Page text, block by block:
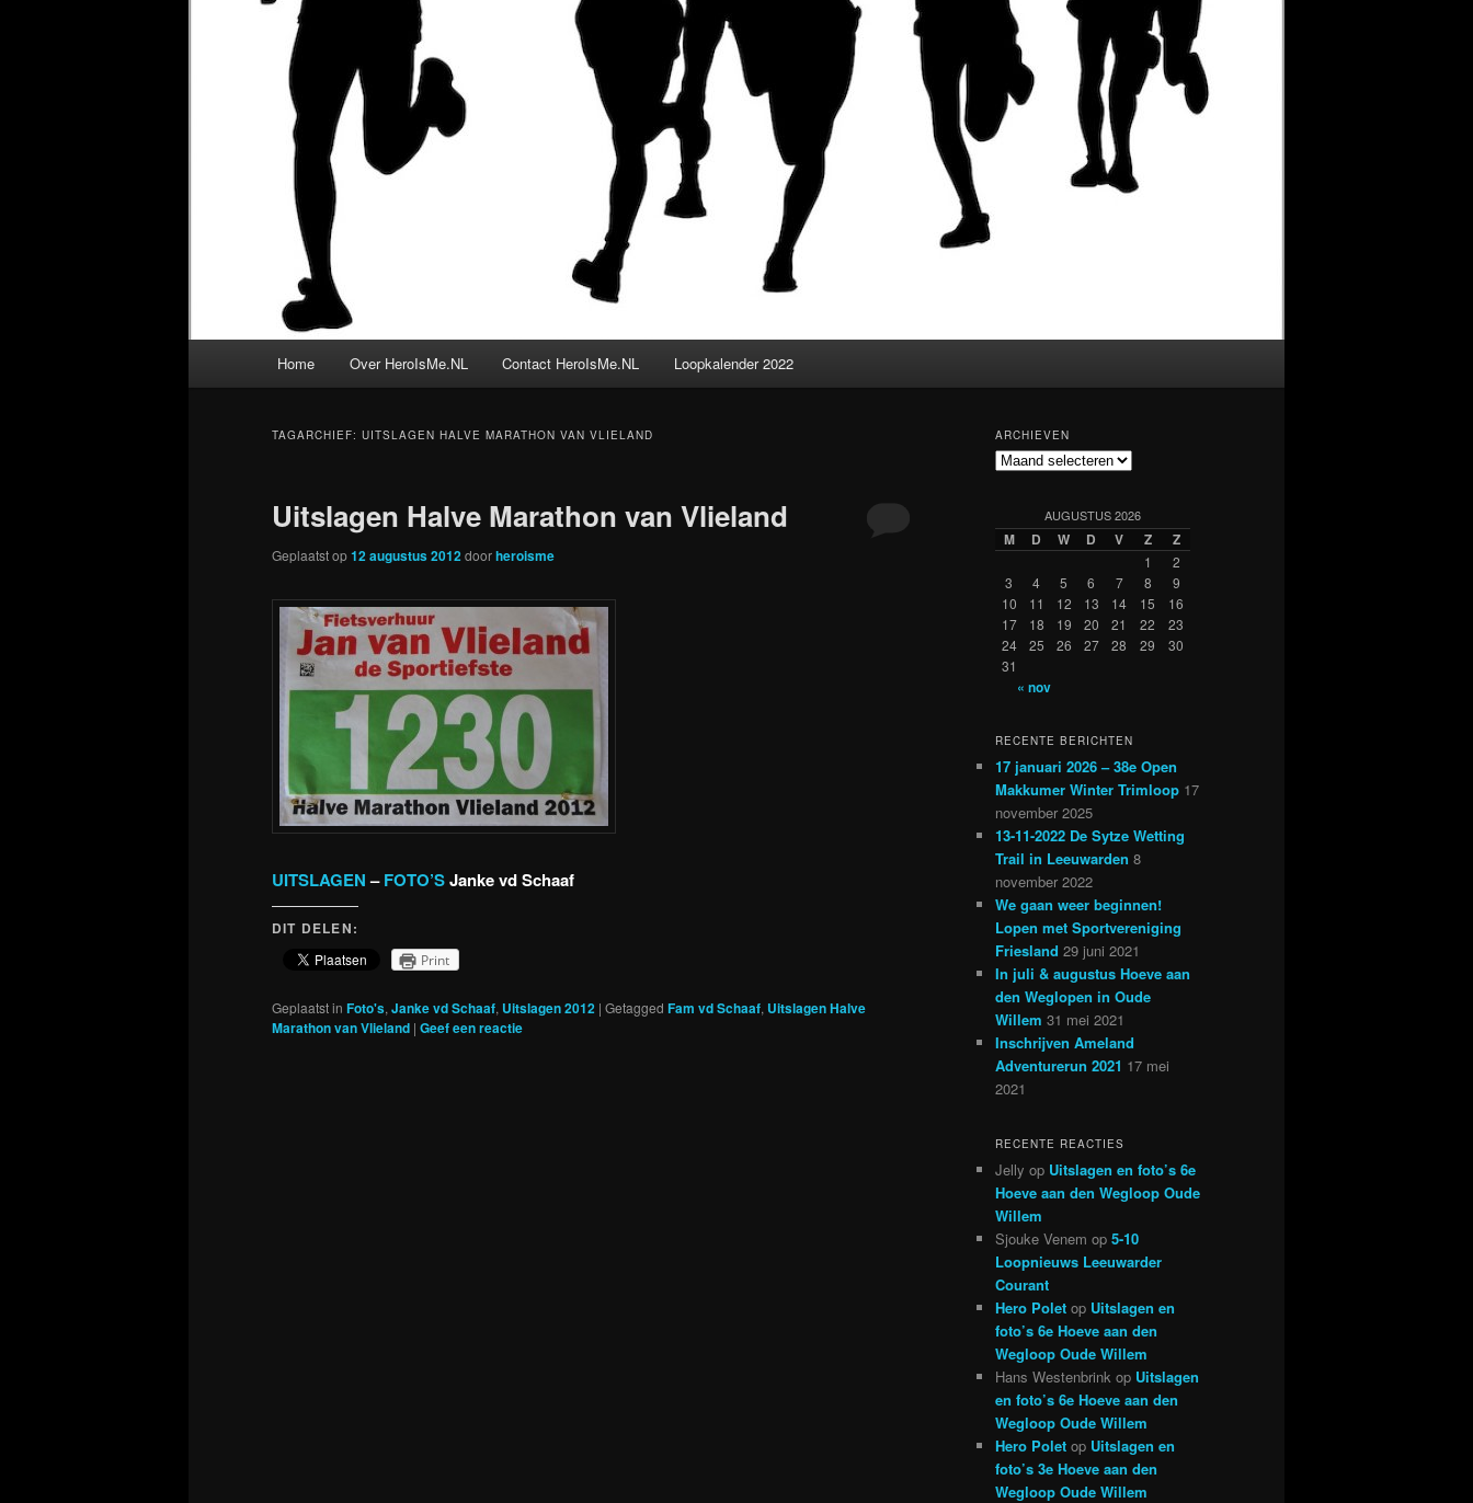
Home Over HeroIsMe.NL Contact HeroIsMe.NL Loopkalender 2022
TAGARCHIEF: UITSLAGEN HALVE MARATHON VAN VLIELAND
Uitslagen Halve Marathon van Vlieland
Geplaatst op12 augustus 2012doorheroisme
UITSLAGEN–FOTO’SJanke vd Schaaf
DIT DELEN:
Print
Geplaatst in Foto's, Janke vd Schaaf, Uitslagen 2012 | Getagged Fam vd Schaaf, Uitslagen Halve
Marathon van Vlieland | Geef een reactie
ARCHIEVEN
Archieven
AUGUSTUS 2026
M D W D V Z Z
1
2
3
4 5 6 7 8
9
10
11 12 13 14 15
16
17
18 19 20 21 22
23
24
25 26 27 28 29
30
31
« nov
RECENTE BERICHTEN
17 januari 2026 – 38e Open
Makkumer Winter Trimloop 17
november 2025
13-11-2022 De Sytze Wetting
Trail in Leeuwarden 8
november 2022
We gaan weer beginnen!
Lopen met Sportvereniging
Friesland 29 juni 2021
In juli & augustus Hoeve aan
den Weglopen in Oude
Willem 31 mei 2021
Inschrijven Ameland
Adventurerun 2021 17 mei
2021
RECENTE REACTIES
Jelly op Uitslagen en foto’s 6e
Hoeve aan den Wegloop Oude
Willem
Sjouke Venem op 5-10
Loopnieuws Leeuwarder
Courant
Hero Polet op Uitslagen en
foto’s 6e Hoeve aan den
Wegloop Oude Willem
Hans Westenbrink op Uitslagen
en foto’s 6e Hoeve aan den
Wegloop Oude Willem
Hero Polet op Uitslagen en
foto’s 3e Hoeve aan den
Wegloop Oude Willem